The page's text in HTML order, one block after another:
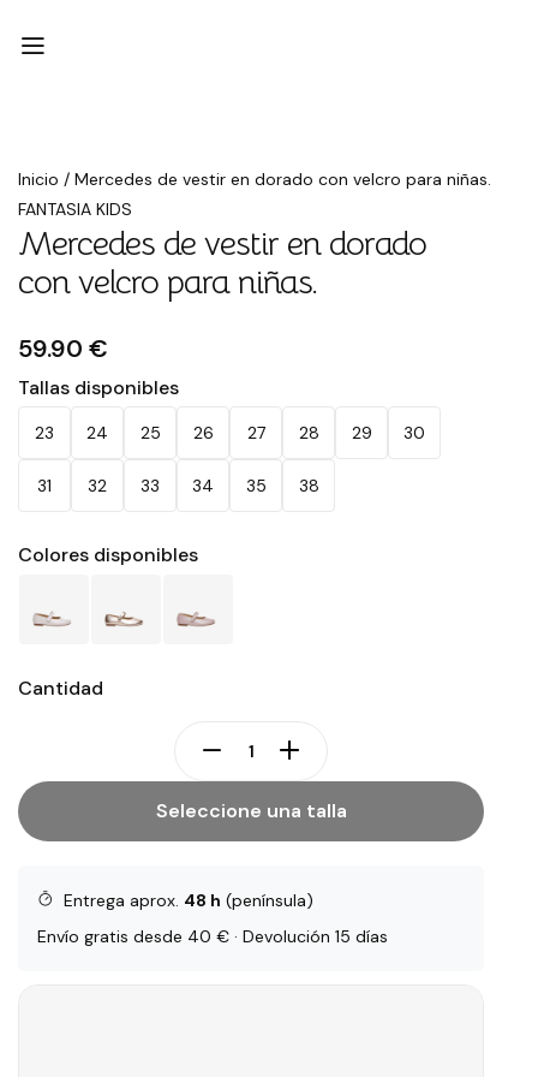
Inicio / Mercedes de vestir en dorado con velcro para niñas.
FANTASIA KIDS
Mercedes de vestir en dorado
con velcro para niñas.
59.90 €
Tallas disponibles
23 24 25 26 27 28 29 30
31 32 33 34 35 38
Colores disponibles
Cantidad
Seleccione una talla
Entrega aprox. 48 h (península)
Envío gratis desde 40 € · Devolución 15 días